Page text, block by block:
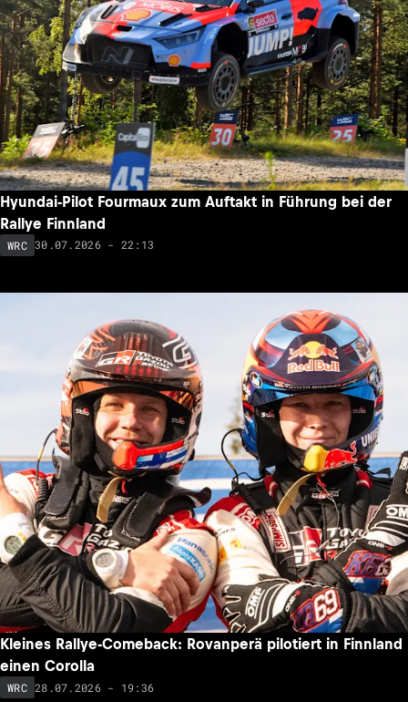
Hyundai-Pilot Fourmaux zum Auftakt in Führung bei der
Rallye Finnland
WRC 30.07.2026 - 22:13
Kleines Rallye-Comeback: Rovanperä pilotiert in Finnland
einen Corolla
WRC 28.07.2026 - 19:36